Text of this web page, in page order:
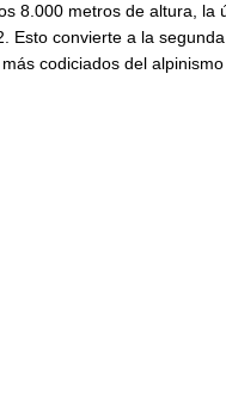
8.000 metros de altura, la
Esto convierte a la
codiciados del